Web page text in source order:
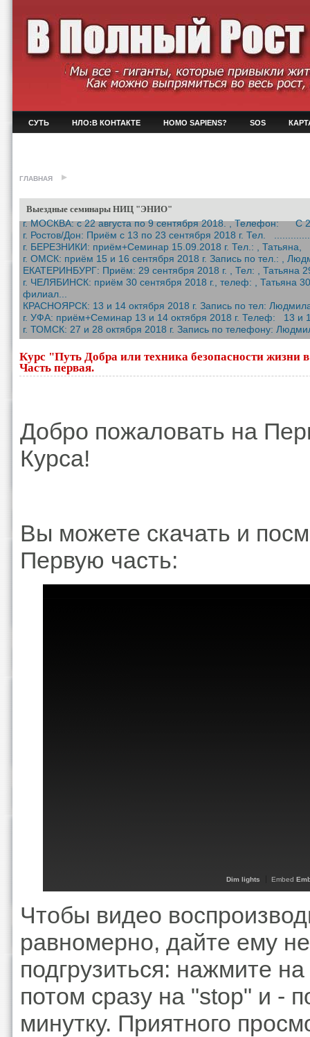
СУТЬ НЛО:В КОНТАКТЕ HOMO SAPIENS? SOS
ГЛАВНАЯ
Выездные семинары НИЦ "ЭНИО"
г. МОСКВА: с 22 августа по 9 сентября 2018. , Телефон: С
г. Ростов/Дон: Приём c 13 по 23 сентября 2018 г. Тел.
г. БЕРЕЗНИКИ: приём+Семинар 15.09.2018 г. Тел.: , Татьяна,
г. ОМСК: приём 15 и 16 сентября 2018 г. Запись по тел.: ,
ЕКАТЕРИНБУРГ: Приём: 29 сентября 2018 г. , Тел: , Татьяна
г. ЧЕЛЯБИНСК: приём 30 сентября 2018 г., телеф: , Татьяна
филиал...
КРАСНОЯРСК: 13 и 14 октября 2018 г. Запись по тел:
г. УФА: приём+Семинар 13 и 14 октября 2018 г. Телеф: 13 и
г. ТОМСК: 27 и 28 октября 2018 г. Запись по телефону:
Курс "Путь Добра или техника безопасности жизни
Часть первая.
Добро пожаловать на
Курса!
Вы можете скачать и
Первую часть:
Dim lights Embed
Чтобы видео
равномерно, дайте ему
подгрузиться: нажмите
потом сразу на "stop" и -
минутку. Приятного